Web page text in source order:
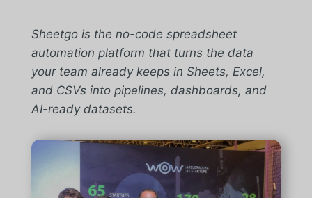
Sheetgo is the no-code spreadsheet
automation platform that turns the data
your team already keeps in Sheets, Excel,
and CSVs into pipelines, dashboards, and
AI-ready datasets.